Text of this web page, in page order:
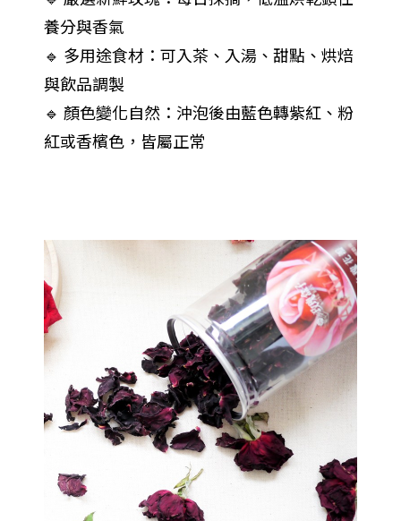
養分與香氣
🔹 多用途食材：可入茶、入湯、甜點、烘焙
與飲品調製
🔹 顏色變化自然：沖泡後由藍色轉紫紅、粉
紅或香檳色，皆屬正常